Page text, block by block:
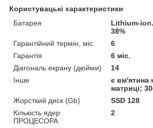
Користувацькi характеристики
Батарея
Lithium-
38%
Гарантійний термін, міс.
6
Гарантія
6 міс.
Діагональ екрану (дюйми)
14
Інше
є вм'ятина
матриці;
Жорсткий диск (Gb)
SSD 128
Кількість ядер
ПРОЦЕСОРА
2